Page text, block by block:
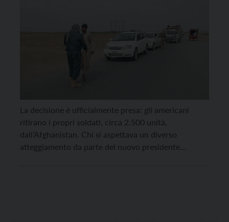
La decisione è ufficialmente presa: gli americani
ritirano i propri soldati, circa 2.500 unità,
dall’Afghanistan. Chi si aspettava un diverso
atteggiamento da parte del nuovo presidente